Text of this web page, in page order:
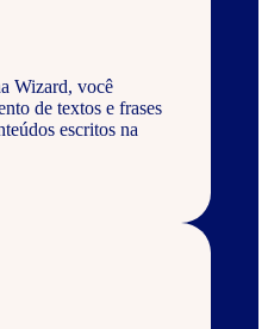
Wizard, você
de textos e frases
escritos na